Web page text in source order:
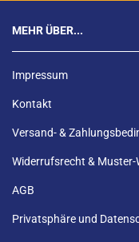
MEHR ÜBER...
Impressum
Kontakt
Versand- &
Widerrufsrecht &
AGB
Privatsphäre und